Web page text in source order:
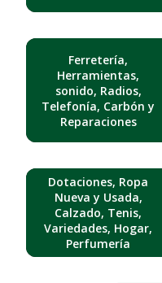
Ferretería,
Herramientas,
sonido, Radios,
Telefonía, Carbón y
Reparaciones
Dotaciones, Ropa
Nueva y Usada,
Calzado, Tenis,
Variedades, Hogar,
Perfumería